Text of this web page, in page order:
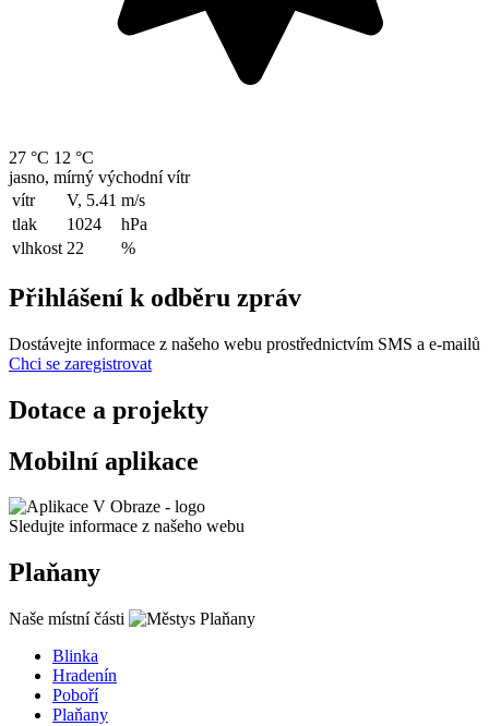
27 °C 12 °C
jasno, mírný východní vítr
vítr
V, 5.41 m/s
tlak
1024
hPa
vlhkost 22 %
Přihlášení k odběru zpráv
Dostávejte informace z našeho webu prostřednictvím SMS a e-mailů
Chci se zaregistrovat
Dotace a projekty
Mobilní aplikace
Sledujte informace z našeho webu
Plaňany
Naše místní části
Blinka
Hradenín
Poboří
Plaňany